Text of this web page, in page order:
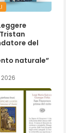
del
naturale”